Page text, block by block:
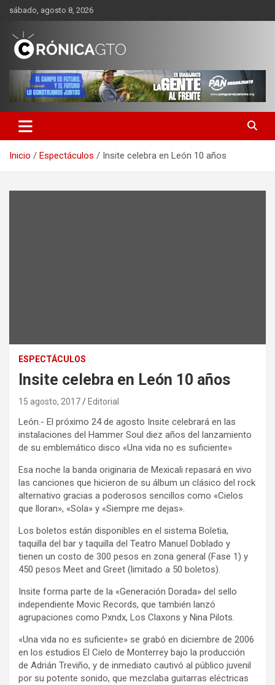
Saltar
contenido
sábado, agosto 8, 2026
CRONICA GUANAJUATO
Inicio Espectáculos Insite celebra en León 10 años
ESPECTÁCULOS
Insite celebra en León 10 años
15 agosto, 2017 Editorial
León.- El próximo 24 de agosto Insite celebrará en las
instalaciones del Hammer Soul diez años del lanzamiento
de su emblemático disco «Una vida no es suficiente»
Esa noche la banda originaria de Mexicali repasará en vivo
las canciones que hicieron de su álbum un clásico del rock
alternativo gracias a poderosos sencillos como «Cielos
que lloran», «Sola» y «Siempre me dejas».
Los boletos están disponibles en el sistema Boletia,
taquilla del bar y taquilla del Teatro Manuel Doblado y
tienen un costo de 300 pesos en zona general (Fase 1) y
450 pesos Meet and Greet (limitado a 50 boletos).
Insite forma parte de la «Generación Dorada» del sello
independiente Movic Records, que también lanzó
agrupaciones como Pxndx, Los Claxons y Nina Pilots.
«Una vida no es suficiente» se grabó en diciembre de 2006
en los estudios El Cielo de Monterrey bajo la producción
de Adrián Treviño, y de inmediato cautivó al público juvenil
por su potente sonido, que mezclaba guitarras eléctricas